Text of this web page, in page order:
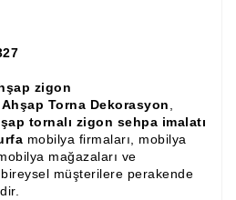
İmalatı, Modelleri
İmalatı, Modelleri
Modelleri
Modelleri
zigon
Torna Dekorasyon
tornalı zigon sehpa imalatı
mobilya firmaları, mobilya
mağazaları ve
müşterilere perakende